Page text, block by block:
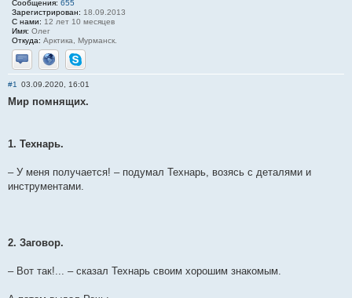
Сообщения: 655
Зарегистрирован: 18.09.2013
С нами: 12 лет 10 месяцев
Имя: Олег
Откуда: Арктика, Мурманск.
Отправить личное сообщение
СайтSkype
#1 03.09.2020, 16:01
Мир помнящих.
1. Технарь.
– У меня получается! – подумал Технарь, возясь с деталями и
инструментами.
2. Заговор.
– Вот так!... – сказал Технарь своим хорошим знакомым.